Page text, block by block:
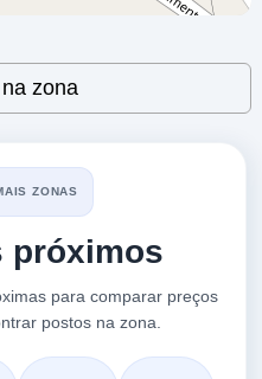
VER PREÇOS
9
zona
ZONAS
próximos
para comparar preços
postos na zona.